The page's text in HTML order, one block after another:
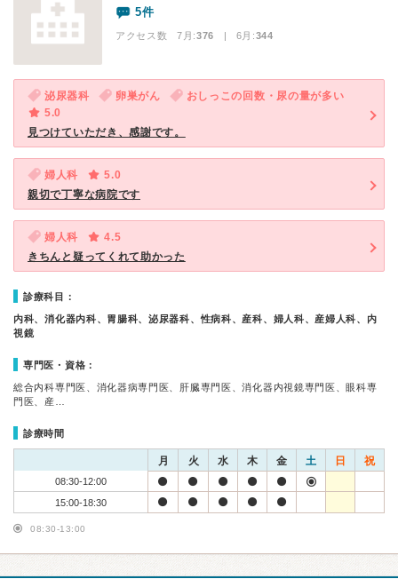
5件
アクセス数 7月:376 | 6月:344
泌尿器科 卵巣がん
おしっこの回数・尿の量が多い
5.0
見つけていただき、感謝です。
婦人科
5.0
親切で丁寧な病院です
婦人科
4.5
きちんと疑ってくれて助かった
診療科目：
内科、消化器内科、胃腸科、泌尿器科、性病科、産科、婦人科、産婦人科、内
視鏡
専門医・資格：
総合内科専門医、消化器病専門医、肝臓専門医、消化器内視鏡専門医、眼科専
門医、産…
診療時間
月 火 水 木 金 土 日 祝
08:30-12:00
15:00-18:30
08:30-13:00